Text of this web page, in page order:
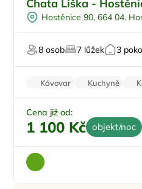
Pro turisty
Pro milovníky přírody
Chata Liška -
Hostěnice 90, 664 04.
8 osob 7 lůžek 3
Kávovar Kuchyně
Pračka
Cena již od:
1 100 Kč objekt/noc